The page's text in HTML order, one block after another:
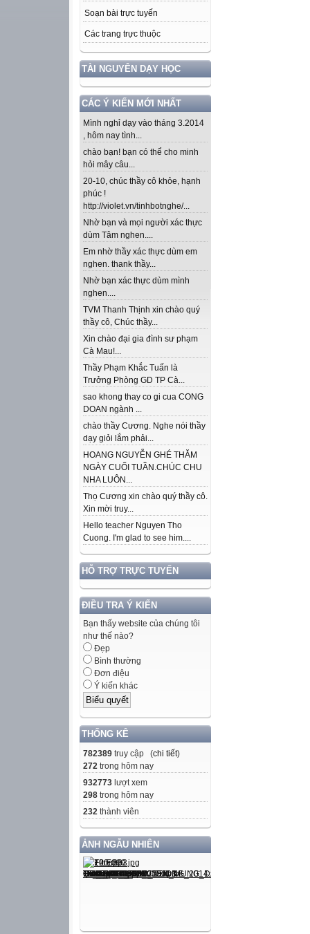
Soạn bài trực tuyến
Các trang trực thuộc
TÀI NGUYÊN DẠY HỌC
CÁC Ý KIẾN MỚI NHẤT
Mình nghỉ dạy vào tháng 3.2014
, hôm nay tình...
chào bạn! bạn có thể cho minh
hỏi mây câu...
20-10, chúc thầy cô khỏe, hạnh
phúc !
http://violet.vn/tinhbotnghe/...
Nhờ bạn và mọi người xác thực
dùm Tâm nghen....
Em nhờ thầy xác thực dùm em
nghen. thank thầy...
Nhờ bạn xác thực dùm mình
nghen....
TVM Thanh Thịnh xin chào quý
thầy cô, Chúc thầy...
Xin chào đại gia đình sư phạm
Cà Mau!...
Thầy Phạm Khắc Tuấn là
Trưởng Phòng GD TP Cà...
sao khong thay co gi cua CONG
DOAN ngành ...
chào thầy Cương. Nghe nói thầy
dạy giỏi lắm phải...
HOANG NGUYỄN GHÉ THĂM
NGÀY CUỐI TUẦN.CHÚC CHU
NHA LUÔN...
Thọ Cương xin chào quý thầy cô.
Xin mời truy...
Hello teacher Nguyen Tho
Cuong. I'm glad to see him....
HỖ TRỢ TRỰC TUYẾN
ĐIỀU TRA Ý KIẾN
Bạn thấy website của chúng tôi
như thế nào?
Đẹp
Bình thường
Đơn điệu
Ý kiến khác
THỐNG KÊ
782389 truy cập (chi tiết)
272 trong hôm nay
932773 lượt xem
298 trong hôm nay
232 thành viên
ẢNH NGẪU NHIÊN